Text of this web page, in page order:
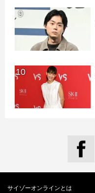
9
10
サイゾーオンラインとは